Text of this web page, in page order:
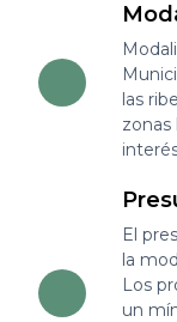
las
zonas
El
la
Los
un